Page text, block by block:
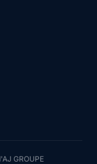
GROUPE